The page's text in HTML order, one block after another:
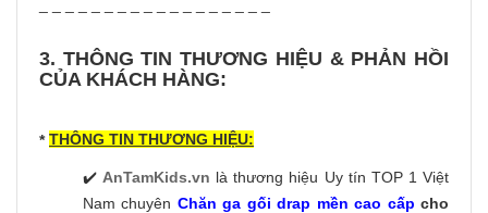
3. THÔNG TIN THƯƠNG HIỆU & PHẢN HỒI
CỦA KHÁCH HÀNG:
*THÔNG TIN THƯƠNG HIỆU:
✔️ AnTamKids.vn là thương hiệu Uy tín TOP 1 Việt
Nam chuyên Chăn ga gối drap mền cao cấp cho